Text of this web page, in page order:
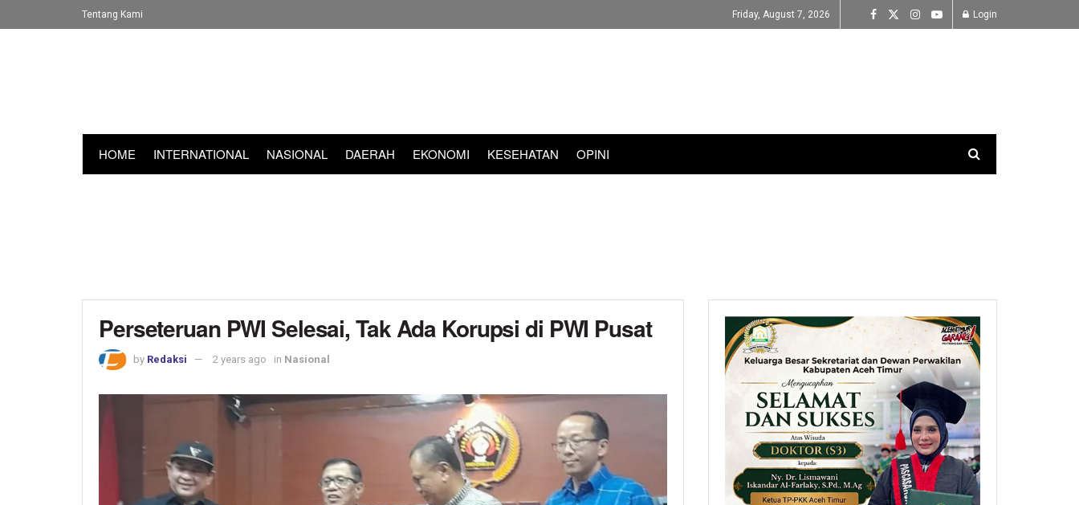
Tentang Kami Friday, August 7, 2026 Login
HOME INTERNATIONAL NASIONAL DAERAH EKONOMI KESEHATAN OPINI
Perseteruan PWI Selesai, Tak Ada Korupsi di PWI Pusat
by Redaksi 2 years ago in Nasional